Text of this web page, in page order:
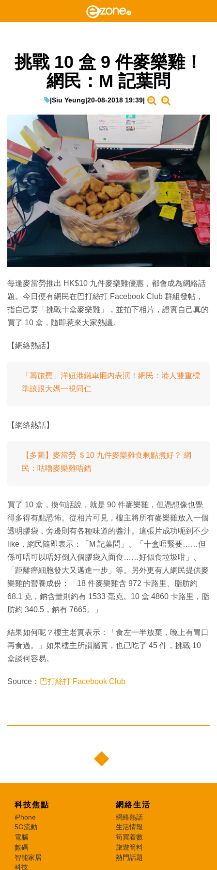
挑戰 10 盒 9 件麥樂雞！
網民：M 記葉問
|Siu Yeung|20-08-2018 19:39|
每逢麥當勞推出 HK$10 九件麥樂雞優惠，都會成為網絡話
題。今日便有網民在巴打絲打 Facebook Club 群組發帖，
指自己要「挑戰十盒麥樂雞」，並拍下相片，證實自己真的
買了 10 盒，隨即惹來大家熱議。
【網絡熱話】
「籌旅費」洋妞港鐵車廂內表演！網民：港人雙重標
準該跟大媽一視同仁
【網絡熱話】
【多圖】麥當勞 ＄10 九件麥樂雞食剩點煮好？ 網
民：咕嚕麥樂雞唔錯
買了 10 盒，換句話說，就是 90 件麥樂雞，但憑想像也覺
得多得有點恐怖。從相片可見，樓主將所有麥樂雞放入一個
透明膠袋，旁邊則有各種味道的醬汁。這張片成功呃到不少
like，網民隨即表示：「M 記葉問」、「十盒唔緊要……但
係可唔可以唔好倒入個膠袋入面食……好似食垃圾咁」、
「距離癌細胞發大又邁進一步」等。另外更有人網民提供麥
樂雞的營養成份：「18 件麥樂雞含 972 卡路里、脂肪約
68.1 克，鈉含量則約有 1533 毫克。10 盒 4860 卡路里，脂
肪約 340.5，鈉有 7665。」
結果如何呢？樓主老實表示：「食左一半放棄，晚上有胃口
再食過。」如果樓主所謂屬實，也已吃了 45 件，挑戰 10
盒談何容易。
Source： 巴打絲打 Facebook Club
科技焦點
iPhone
5G流動
電腦
數碼
智能家居
科技
網絡生活
網絡熱話
生活情報
筍買着數
旅遊筍料
熱門話題